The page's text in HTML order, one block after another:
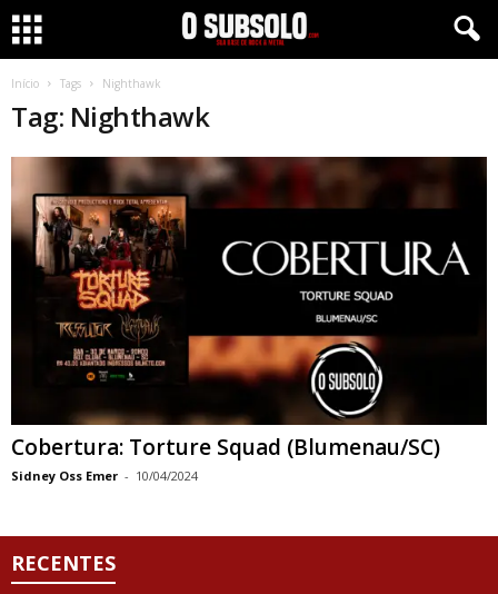
Início Tags Nighthawk
Tag: Nighthawk
Cobertura: Torture Squad (Blumenau/SC)
Sidney Oss Emer - 10/04/2024
RECENTES